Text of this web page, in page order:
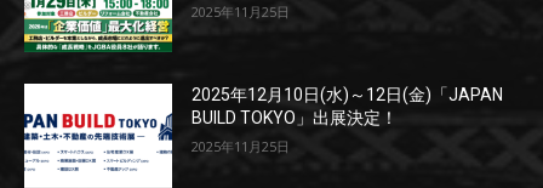
2025年11月25日
2025年12月10日(水)～12日(金)「JAPAN
BUILD TOKYO」出展決定！
2025年11月25日